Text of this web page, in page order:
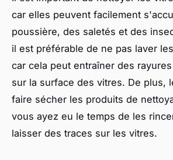
car elles peuvent facilement
poussière, des saletés et des
il est préférable de ne pas laver
car cela peut entraîner des
sur la surface des vitres. De plus,
faire sécher les produits de
vous ayez eu le temps de les
laisser des traces sur les vitres.